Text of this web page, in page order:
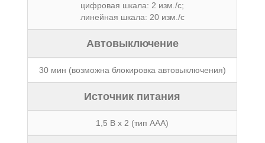
цифровая шкала: 2 изм./с;
линейная шкала: 20 изм./с
Автовыключение
30 мин (возможна блокировка автовыключения)
Источник питания
1,5 В х 2 (тип ААА)